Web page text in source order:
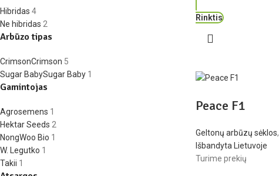
Hibridas 4
Ne hibridas 2
Arbūzo tipas
CrimsonCrimson 5
Sugar BabySugar Baby 1
Gamintojas
Agrosemens 1
Hektar Seeds 2
NongWoo Bio 1
W. Legutko 1
Takii 1
Rinktis
Peace F1
Geltonų arbūzų sėklos,
Išbandyta Lietuvoje
Turime prekių